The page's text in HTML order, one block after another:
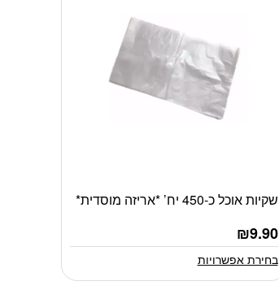
שקיות אוכל כ-450 יח’ *אריזה מוסדית*
₪9.90
למוצר
יש
מספר
סוגים.
ניתן
בחירת אפשרויות